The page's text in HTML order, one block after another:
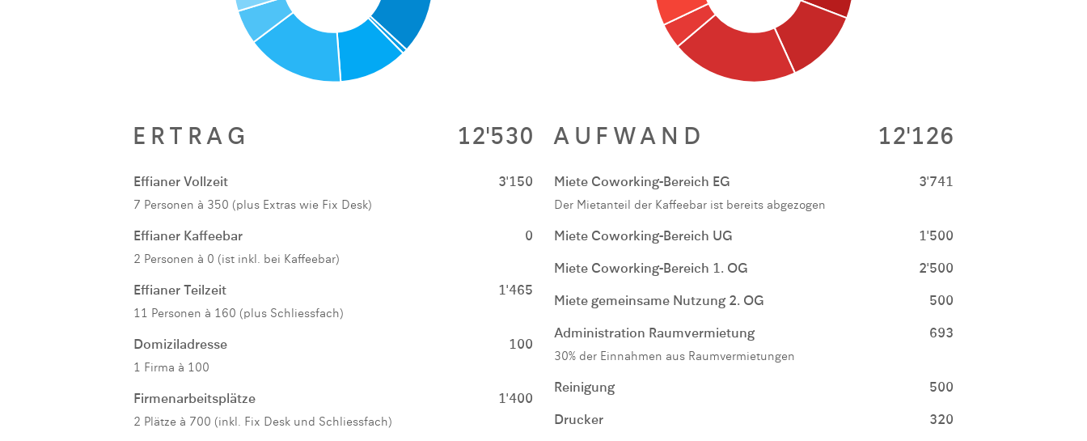
ERTRAG 12'530
Effianer Vollzeit 3'150
7 Personen à 350 (plus Extras wie Fix Desk)
Effianer Kaffeebar 0
2 Personen à 0 (ist inkl. bei Kaffeebar)
Effianer Teilzeit 1'465
11 Personen à 160 (plus Schliessfach)
Domiziladresse 100
1 Firma à 100
Firmenarbeitsplätze 1'400
2 Plätze à 700 (inkl. Fix Desk und Schliessfach)
AUFWAND 12'126
Miete Coworking-Bereich EG 3'741
Der Mietanteil der Kaffeebar ist bereits abgezogen
Miete Coworking-Bereich UG 1'500
Miete Coworking-Bereich 1. OG 2'500
Miete gemeinsame Nutzung 2. OG 500
Administration Raumvermietung 693
30% der Einnahmen aus Raumvermietungen
Reinigung 500
Drucker 320